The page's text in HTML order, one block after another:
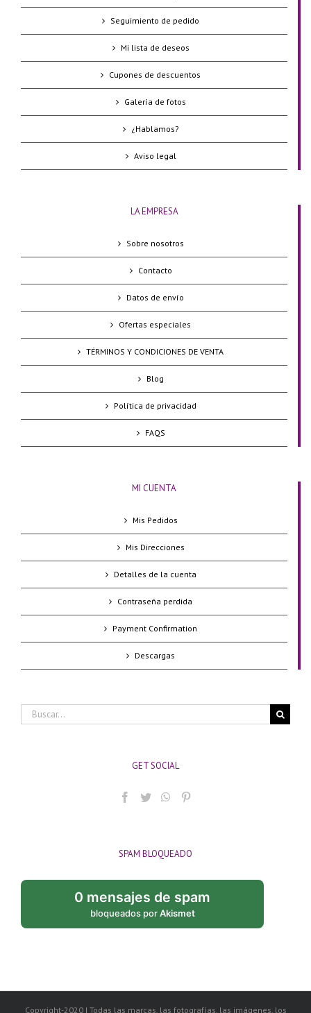
Seguimiento de pedido
Mi lista de deseos
Cupones de descuentos
Galería de fotos
¿Hablamos?
Aviso legal
LA EMPRESA
Sobre nosotros
Contacto
Datos de envío
Ofertas especiales
TÉRMINOS Y CONDICIONES DE VENTA
Blog
Política de privacidad
FAQS
MI CUENTA
Mis Pedidos
Mis Direcciones
Detalles de la cuenta
Contraseña perdida
Payment Confirmation
Descargas
Buscar:
GET SOCIAL
SPAM BLOQUEADO
0 mensajes de spam
bloqueados porAkismet
Copyright-2020 | Todas las marcas, las fotografías, las imágenes, los